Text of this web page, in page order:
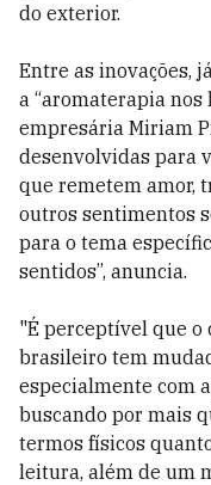
do exterior.
Entre as inovações,
a “aromaterapia nos
empresária Miriam
desenvolvidas para
que remetem amor,
outros sentimentos
para o tema
sentidos”, anuncia.
"É perceptível que
brasileiro tem
especialmente com
buscando por mais
termos físicos
leitura, além de um